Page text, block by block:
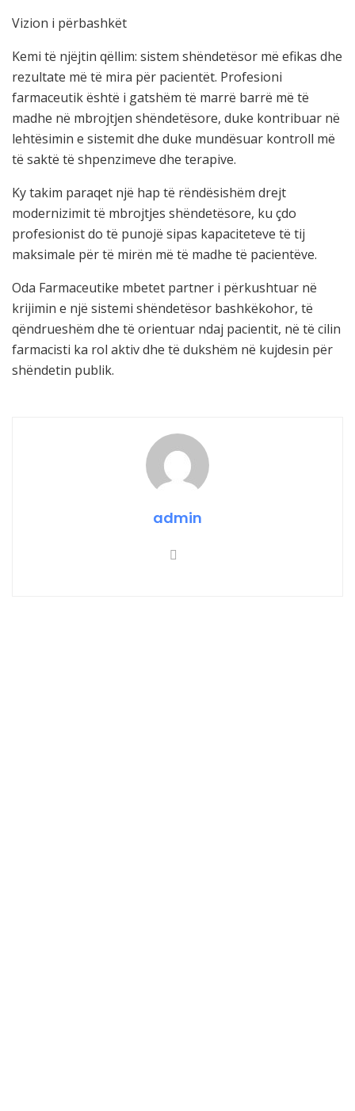
Vizion i përbashkët
Kemi të njëjtin qëllim: sistem shëndetësor më efikas dhe
rezultate më të mira për pacientët. Profesioni
farmaceutik është i gatshëm të marrë barrë më të
madhe në mbrojtjen shëndetësore, duke kontribuar në
lehtësimin e sistemit dhe duke mundësuar kontroll më
të saktë të shpenzimeve dhe terapive.
Ky takim paraqet një hap të rëndësishëm drejt
modernizimit të mbrojtjes shëndetësore, ku çdo
profesionist do të punojë sipas kapaciteteve të tij
maksimale për të mirën më të madhe të pacientëve.
Oda Farmaceutike mbetet partner i përkushtuar në
krijimin e një sistemi shëndetësor bashkëkohor, të
qëndrueshëm dhe të orientuar ndaj pacientit, në të cilin
farmacisti ka rol aktiv dhe të dukshëm në kujdesin për
shëndetin publik.
admin